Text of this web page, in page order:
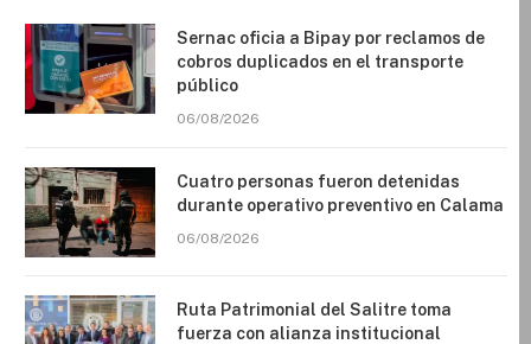
Sernac oficia a Bipay por reclamos de
cobros duplicados en el transporte
público
06/08/2026
Cuatro personas fueron detenidas
durante operativo preventivo en Calama
06/08/2026
Ruta Patrimonial del Salitre toma
fuerza con alianza institucional